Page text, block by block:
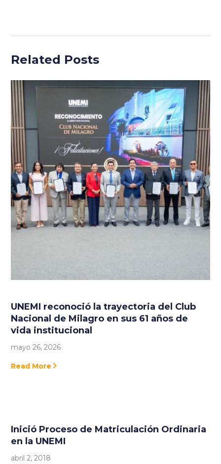
Related Posts
UNEMI reconoció la trayectoria del Club
Nacional de Milagro en sus 61 años de
vida institucional
mayo 26, 2026
Read More
Inició Proceso de Matriculación Ordinaria
en la UNEMI
abril 2, 2018